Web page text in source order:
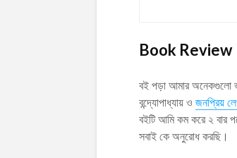
Book Review
বই পড়া আমার অনেকগুলো
বন্দ্যোপাধ্যায় ও জনপ্রিয়
বইটি আমি কম করে ২ বার
সবাই কে অনুরোধ করছি।